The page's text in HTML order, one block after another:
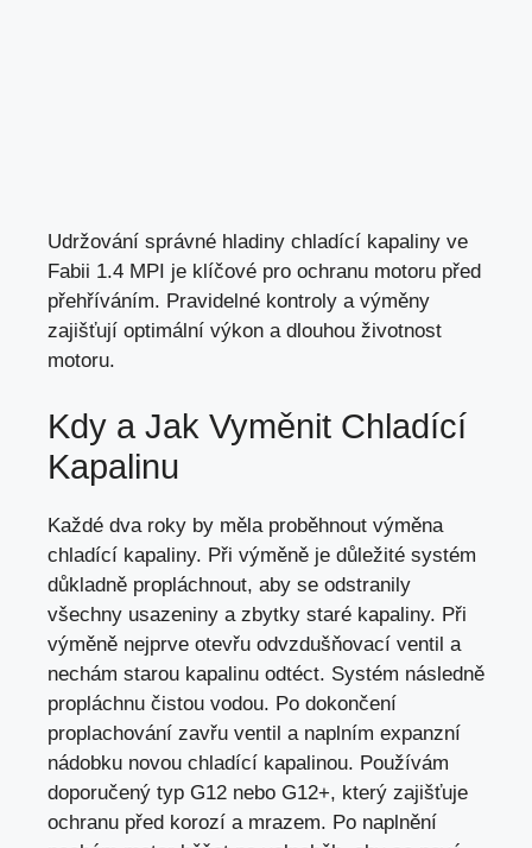
Udržování správné hladiny chladící kapaliny ve
Fabii 1.4 MPI je klíčové pro ochranu motoru před
přehříváním. Pravidelné kontroly a výměny
zajišťují optimální výkon a dlouhou životnost
motoru.
Kdy a Jak Vyměnit Chladící
Kapalinu
Každé dva roky by měla proběhnout výměna
chladící kapaliny. Při výměně je důležité systém
důkladně propláchnout, aby se odstranily
všechny usazeniny a zbytky staré kapaliny. Při
výměně nejprve otevřu odvzdušňovací ventil a
nechám starou kapalinu odtéct. Systém následně
propláchnu čistou vodou. Po dokončení
proplachování zavřu ventil a naplním expanzní
nádobku novou chladící kapalinou. Používám
doporučený typ G12 nebo G12+, který zajišťuje
ochranu před korozí a mrazem. Po naplnění